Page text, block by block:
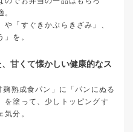
や「すぐきかぶらきざみ」、
」を。
甘くて懐かしい健康的なス
熟成食パン」に「パンにぬる
を塗って、少しトッピングす
気分。